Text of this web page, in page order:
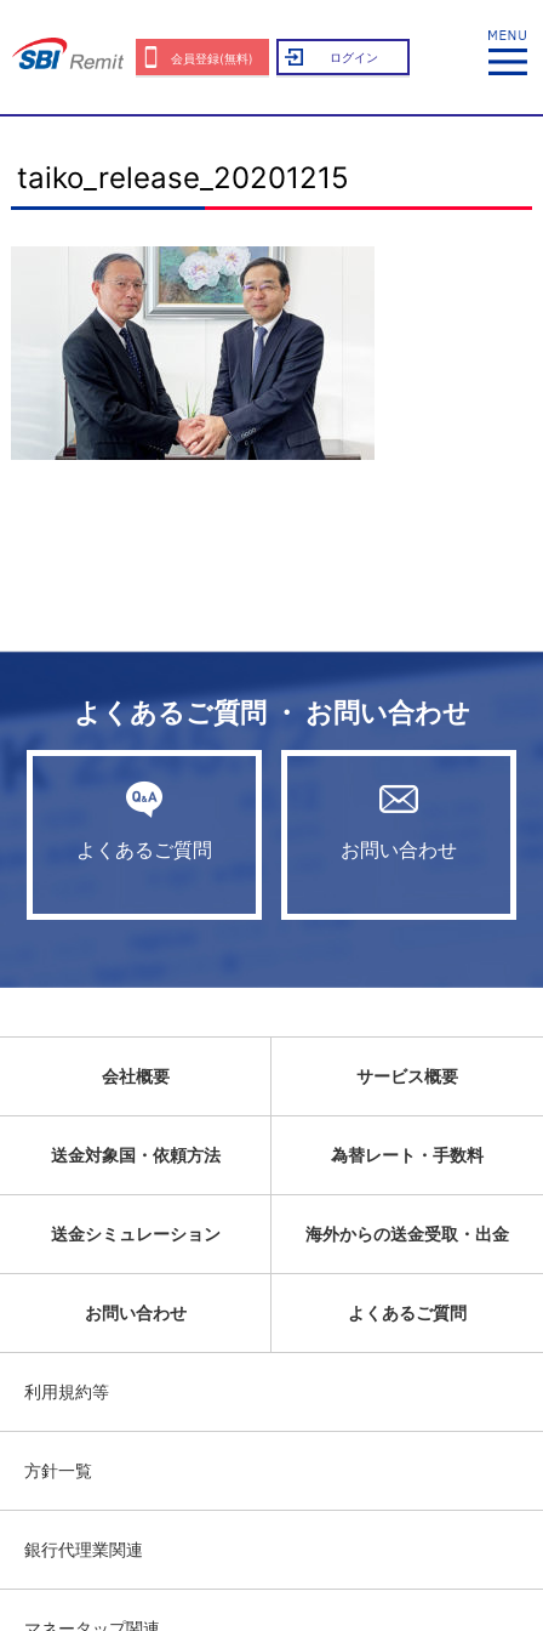
会員登録(無料) ログイン
taiko_release_20201215
よくあるご質問 ・ お問い合わせ
よくあるご質問 お問い合わせ
会社概要 サービス概要
送金対象国・依頼方法 為替レート・手数料
送金シミュレーション 海外からの送金受取・出金
お問い合わせ よくあるご質問
利用規約等
方針一覧
銀行代理業関連